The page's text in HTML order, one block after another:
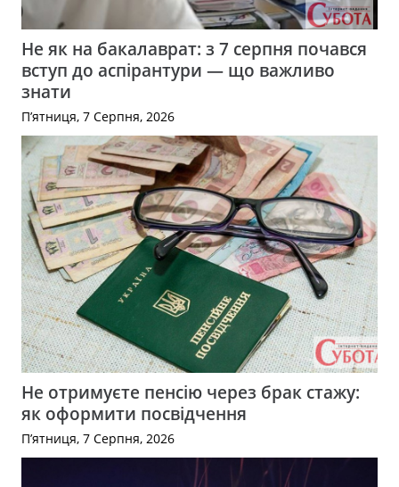
Не як на бакалаврат: з 7 серпня почався
вступ до аспірантури — що важливо
знати
П’ятниця, 7 Серпня, 2026
Не отримуєте пенсію через брак стажу:
як оформити посвідчення
П’ятниця, 7 Серпня, 2026